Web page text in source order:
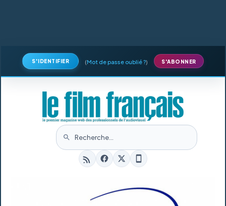
S'IDENTIFIER (Mot de passe oublié ?) S'ABONNER